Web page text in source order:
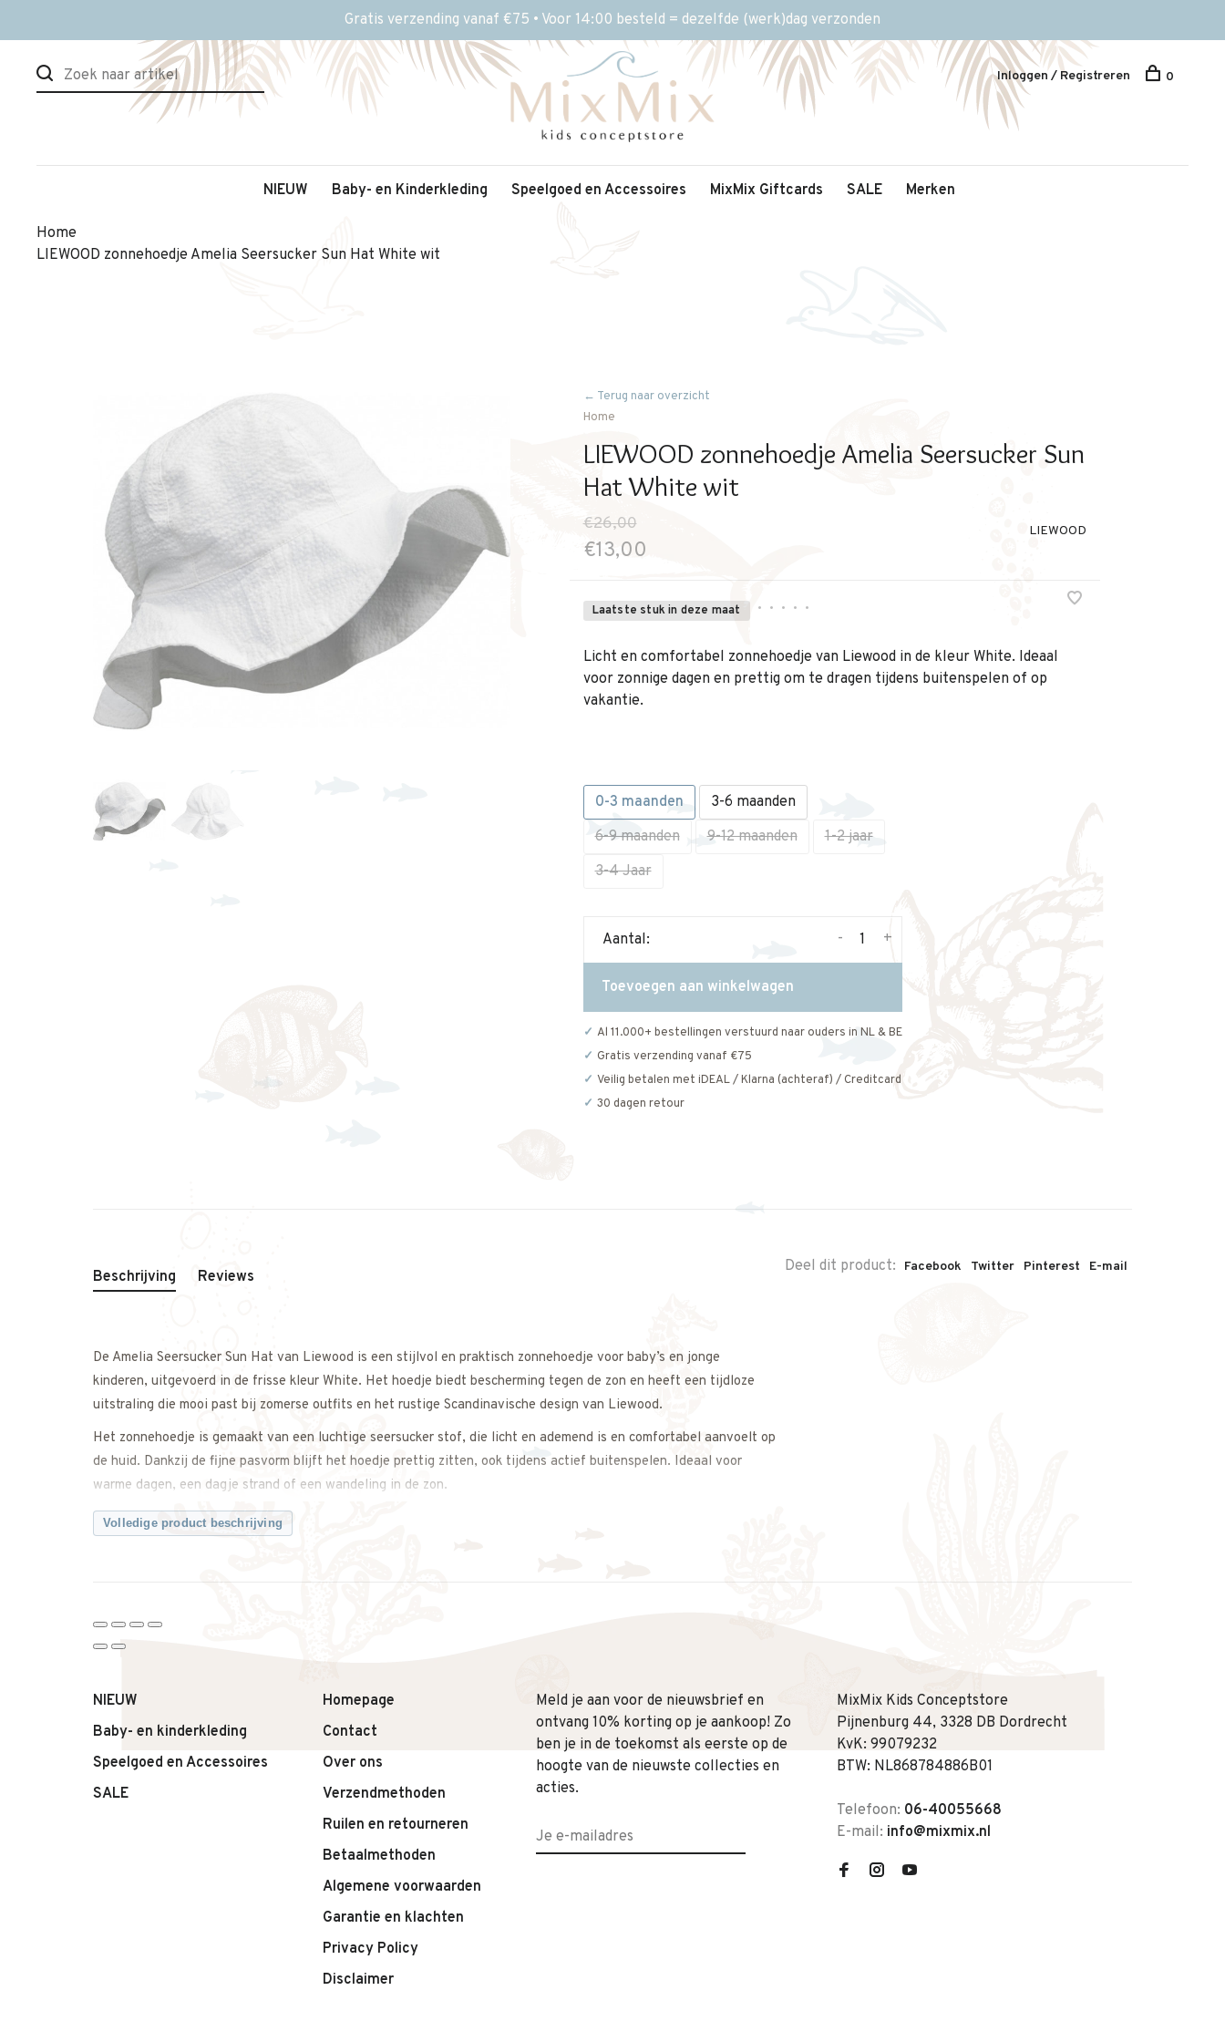
Gratis verzending vanaf €75 • Voor 14:00 besteld = dezelfde (werk)dag verzonden
NIEUW Baby- en Kinderkleding Speelgoed en Accessoires MixMix Giftcards SALE Merken
Inloggen / Registreren 0
Home
LIEWOOD zonnehoedje Amelia Seersucker Sun Hat White wit
← Terug naar overzicht
Home
LIEWOOD zonnehoedje Amelia Seersucker Sun
Hat White wit
€26,00
€13,00
LIEWOOD
Laatste stuk in deze maat • • • • •
Licht en comfortabel zonnehoedje van Liewood in de kleur White. Ideaal
voor zonnige dagen en prettig om te dragen tijdens buitenspelen of op
vakantie.
0-3 maanden
3-6 maanden
6-9 maanden
9-12 maanden
1-2 jaar
3-4 Jaar
Aantal: +
-
Toevoegen aan winkelwagen
Al 11.000+ bestellingen verstuurd naar ouders in NL & BE
Gratis verzending vanaf €75
Veilig betalen met iDEAL / Klarna (achteraf) / Creditcard
30 dagen retour
Deel dit product: Facebook Twitter Pinterest E-mail
Beschrijving Reviews
De Amelia Seersucker Sun Hat van Liewood is een stijlvol en praktisch zonnehoedje voor baby’s en jonge
kinderen, uitgevoerd in de frisse kleur White. Het hoedje biedt bescherming tegen de zon en heeft een tijdloze
uitstraling die mooi past bij zomerse outfits en het rustige Scandinavische design van Liewood.
Het zonnehoedje is gemaakt van een luchtige seersucker stof, die licht en ademend is en comfortabel aanvoelt op
de huid. Dankzij de fijne pasvorm blijft het hoedje prettig zitten, ook tijdens actief buitenspelen. Ideaal voor
warme dagen, een dagje strand of een wandeling in de zon.
Waarom dit zonnehoedje van Liewood een fijne keuze is:
– Zonnehoedje voor baby’s en jonge kinderen
– Makkelijk te combineren met zomerse outfits
Productdetails:
– Productnaam: Amelia Seersucker Sun Hat
– Kleur: White
– Type: Zonnehoedje
Volledige product beschrijving
NIEUW
Baby- en kinderkleding
Speelgoed en Accessoires
SALE
Homepage
Contact
Over ons
Verzendmethoden
Ruilen en retourneren
Betaalmethoden
Algemene voorwaarden
Garantie en klachten
Privacy Policy
Disclaimer
Meld je aan voor de nieuwsbrief en
ontvang 10% korting op je aankoop! Zo
ben je in de toekomst als eerste op de
hoogte van de nieuwste collecties en
acties.
MixMix Kids Conceptstore
Pijnenburg 44, 3328 DB Dordrecht
KvK: 99079232
BTW: NL868784886B01
Telefoon: 06-40055668
E-mail: info@mixmix.nl